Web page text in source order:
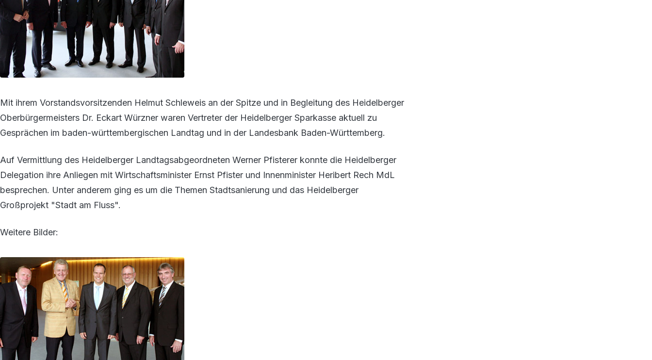
Mit ihrem Vorstandsvorsitzenden Helmut Schleweis an der Spitze und in Begleitung des Heidelberger
Oberbürgermeisters Dr. Eckart Würzner waren Vertreter der Heidelberger Sparkasse aktuell zu
Gesprächen im baden-württembergischen Landtag und in der Landesbank Baden-Württemberg.
Auf Vermittlung des Heidelberger Landtagsabgeordneten Werner Pfisterer konnte die Heidelberger
Delegation ihre Anliegen mit Wirtschaftsminister Ernst Pfister und Innenminister Heribert Rech MdL
besprechen. Unter anderem ging es um die Themen Stadtsanierung und das Heidelberger
Großprojekt "Stadt am Fluss".
Weitere Bilder: